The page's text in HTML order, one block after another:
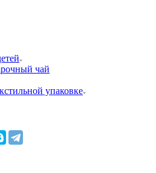
чай
упаковке